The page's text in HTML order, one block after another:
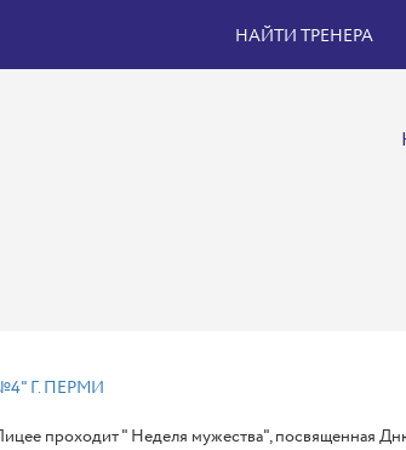
НАЙТИ ТРЕНЕРА
Г. ПЕРМИ
проходит " Неделя мужества", посвященная